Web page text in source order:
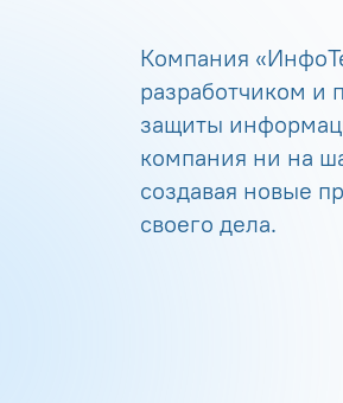
Компания
разработчиком и
защиты
компания ни на
создавая новые
своего дела.